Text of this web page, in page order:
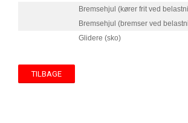
Bremsehjul (kører frit ved
Bremsehjul (bremser ved
Glidere (sko)
TILBAGE